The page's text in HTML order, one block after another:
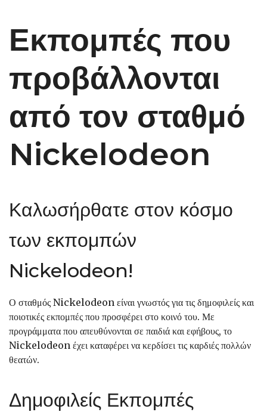
Εκπομπές που
προβάλλονται
από τον σταθμό
Nickelodeon
Καλωσήρθατε στον κόσμο
των εκπομπών
Nickelodeon!
Ο σταθμός Nickelodeon είναι γνωστός για τις δημοφιλείς και
ποιοτικές εκπομπές που προσφέρει στο κοινό του. Με
προγράμματα που απευθύνονται σε παιδιά και εφήβους, το
Nickelodeon έχει καταφέρει να κερδίσει τις καρδιές πολλών
θεατών.
Δημοφιλείς Εκπομπές